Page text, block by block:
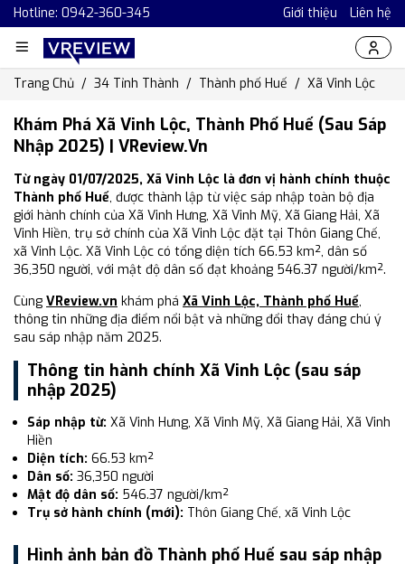
Hotline: 0942-360-345 Giới thiệu Liên hệ
Trang Chủ 34 Tỉnh Thành Thành phố Huế Xã Vinh Lộc
Khám Phá Xã Vinh Lộc, Thành Phố Huế (Sau Sáp
Nhập 2025) | VReview.vn
Từ ngày 01/07/2025, Xã Vinh Lộc là đơn vị hành chính thuộc
Thành phố Huế, được thành lập từ việc sáp nhập toàn bộ địa
giới hành chính của Xã Vinh Hưng, Xã Vinh Mỹ, Xã Giang Hải, Xã
Vinh Hiền, trụ sở chính của Xã Vinh Lộc đặt tại Thôn Giang Chế,
xã Vinh Lộc. Xã Vinh Lộc có tổng diện tích 66.53 km², dân số
36,350 người, với mật độ dân số đạt khoảng 546.37 người/km².
Cùng VReview.vn khám phá Xã Vinh Lộc, Thành phố Huế,
thông tin những địa điểm nổi bật và những đổi thay đáng chú ý
sau sáp nhập năm 2025.
Thông tin hành chính Xã Vinh Lộc (sau sáp
nhập 2025)
Sáp nhập từ: Xã Vinh Hưng, Xã Vinh Mỹ, Xã Giang Hải, Xã Vinh
Hiền
Diện tích: 66.53 km²
Dân số: 36,350 người
Mật độ dân số: 546.37 người/km²
Trụ sở hành chính (mới): Thôn Giang Chế, xã Vinh Lộc
Hình ảnh bản đồ Thành phố Huế sau sáp nhập